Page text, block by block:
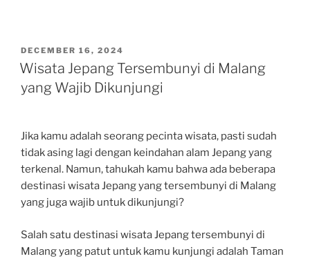
POSTED
ON
DECEMBER 16, 2024
Wisata Jepang Tersembunyi di Malang
yang Wajib Dikunjungi
Jika kamu adalah seorang pecinta wisata, pasti sudah
tidak asing lagi dengan keindahan alam Jepang yang
terkenal. Namun, tahukah kamu bahwa ada beberapa
destinasi wisata Jepang yang tersembunyi di Malang
yang juga wajib untuk dikunjungi?
Salah satu destinasi wisata Jepang tersembunyi di
Malang yang patut untuk kamu kunjungi adalah Taman